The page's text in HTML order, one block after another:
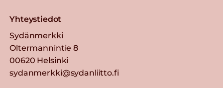
Yhteystiedot
Sydänmerkki
Oltermannintie 8
00620 Helsinki
sydanmerkki@sydanliitto.fi